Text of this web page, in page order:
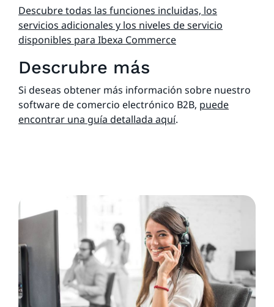
Descubre todas las funciones incluidas, los
servicios adicionales y los niveles de servicio
disponibles para Ibexa Commerce
Descrubre más
Si deseas obtener más información sobre nuestro
software de comercio electrónico B2B, puede
encontrar una guía detallada aquí.